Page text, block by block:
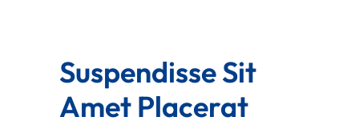
Suspendisse Sit
Amet Placerat